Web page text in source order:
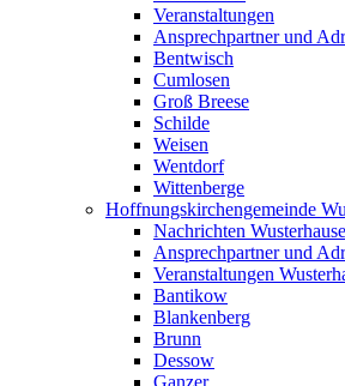
Veranstaltungen
Ansprechpartner und
Bentwisch
Cumlosen
Groß Breese
Schilde
Weisen
Wentdorf
Wittenberge
Hoffnungskirchengemeinde
Nachrichten
Ansprechpartner und
Veranstaltungen
Bantikow
Blankenberg
Brunn
Dessow
Ganzer